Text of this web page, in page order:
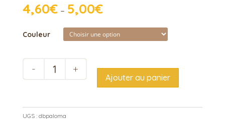
4,60€– 5,00€
Couleur
quantité
Ajouter au panier
UGS : dbpaloma